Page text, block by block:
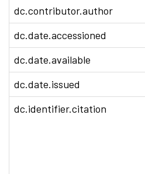
dc.contributor.author
dc.date.accessioned
dc.date.available
dc.date.issued
dc.identifier.citation